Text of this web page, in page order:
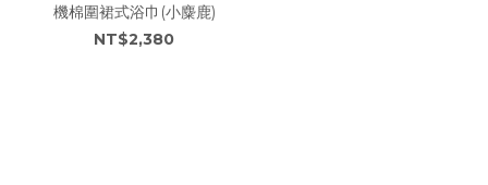
機棉圍裙式浴巾(小麋鹿)
NT$2,380